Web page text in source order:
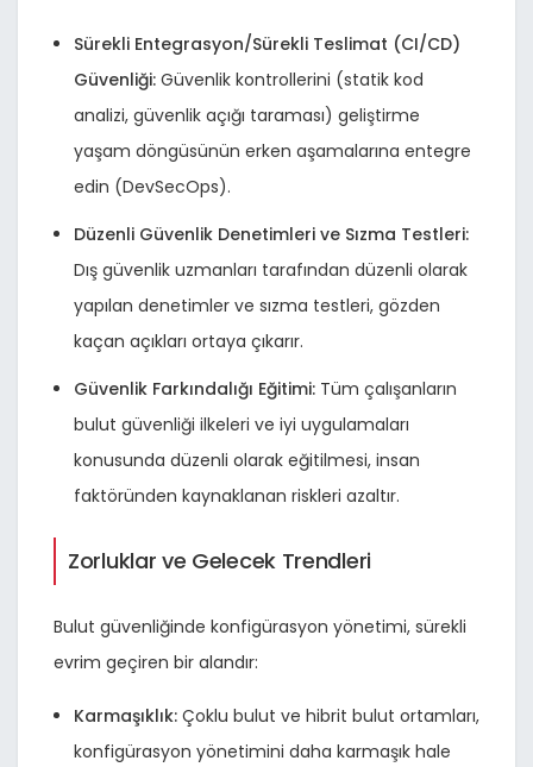
Sürekli Entegrasyon/Sürekli Teslimat (CI/CD)
Güvenliği: Güvenlik kontrollerini (statik kod
analizi, güvenlik açığı taraması) geliştirme
yaşam döngüsünün erken aşamalarına entegre
edin (DevSecOps).
Düzenli Güvenlik Denetimleri ve Sızma Testleri:
Dış güvenlik uzmanları tarafından düzenli olarak
yapılan denetimler ve sızma testleri, gözden
kaçan açıkları ortaya çıkarır.
Güvenlik Farkındalığı Eğitimi: Tüm çalışanların
bulut güvenliği ilkeleri ve iyi uygulamaları
konusunda düzenli olarak eğitilmesi, insan
faktöründen kaynaklanan riskleri azaltır.
Zorluklar ve Gelecek Trendleri
Bulut güvenliğinde konfigürasyon yönetimi, sürekli
evrim geçiren bir alandır:
Karmaşıklık: Çoklu bulut ve hibrit bulut ortamları,
konfigürasyon yönetimini daha karmaşık hale